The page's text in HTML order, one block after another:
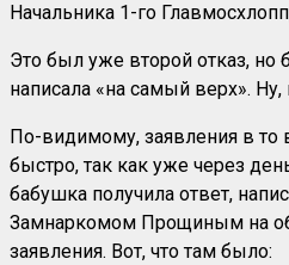
Начальника 1-го
Это был уже второй отказ, но
написала «на самый верх».
По-видимому, заявления в то
быстро, так как уже через
бабушка получила ответ,
Замнаркомом Прощиным на
заявления. Вот, что там было: